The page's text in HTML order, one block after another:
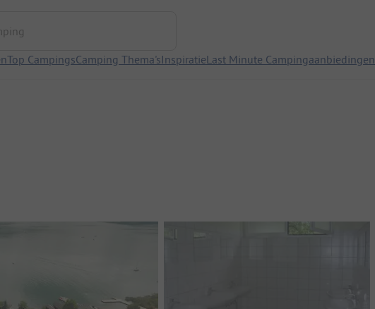
Top CampingsCamping Thema'sInspiratieLast Minute Campingaanbiedingen